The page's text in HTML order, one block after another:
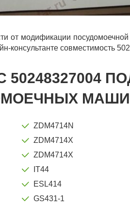
от модификации
консультанте совместимость
50248327004
МАШИН
ZDM4714N
ZDM4714X
ZDM4714X
IT44
ESL414
GS431-1